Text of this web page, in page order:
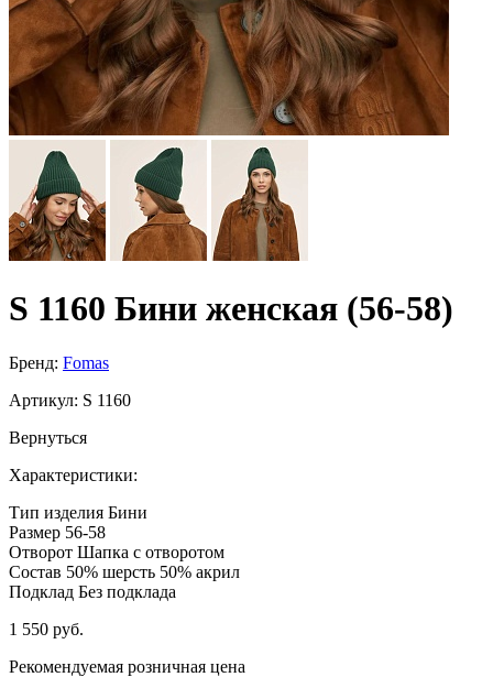
S 1160 Бини женская (56-58)
Бренд: Fomas
Артикул: S 1160
Вернуться
Характеристики:
Тип изделия Бини
Размер 56-58
Отворот Шапка с отворотом
Состав 50% шерсть 50% акрил
Подклад Без подклада
1 550 руб.
Рекомендуемая розничная цена